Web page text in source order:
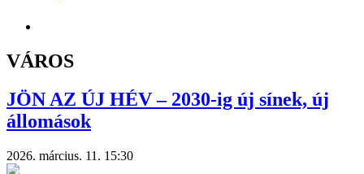
VÁROS
JÖN AZ ÚJ HÉV – 2030-ig új sínek, új
állomások
2026. március. 11. 15:30